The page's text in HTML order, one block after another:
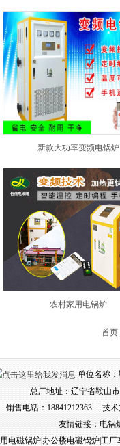
新款大功率变频电锅炉
农村家用电锅炉
首
单位名称
总厂地址：辽宁省鞍山
销售电话：18841212363 技
友情链接： 电锅
电磁锅炉|办公楼电磁锅炉|工厂